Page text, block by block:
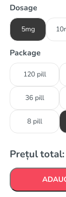
Dosage
5mg
Package
120 pill
36 pill
8 pill
Prețul total: